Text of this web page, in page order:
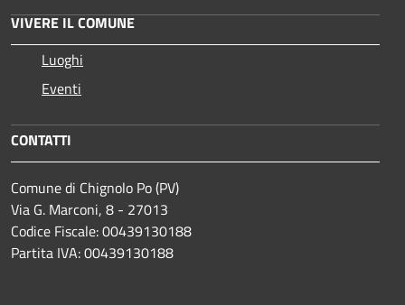
VIVERE IL COMUNE
Luoghi
Eventi
CONTATTI
Comune di Chignolo Po (PV)
Via G. Marconi, 8 - 27013
Codice Fiscale: 00439130188
Partita IVA: 00439130188